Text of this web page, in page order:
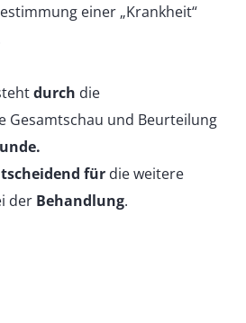
einer „Krankheit“
durch die
Gesamtschau und Beurteilung
für die weitere
der Behandlung.